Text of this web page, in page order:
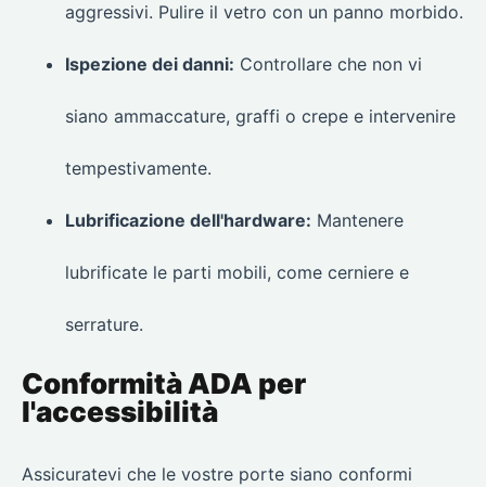
aggressivi. Pulire il vetro con un panno morbido.
Ispezione dei danni: Controllare che non vi
siano ammaccature, graffi o crepe e intervenire
tempestivamente.
Lubrificazione dell'hardware: Mantenere
lubrificate le parti mobili, come cerniere e
serrature.
Conformità ADA per
l'accessibilità
Assicuratevi che le vostre porte siano conformi